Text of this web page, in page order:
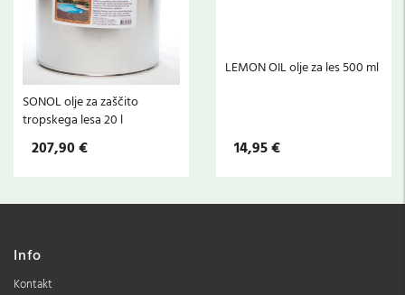
SONOL olje za zaščito
tropskega lesa 20 l
207,90 €
LEMON OIL olje za les 500 ml
14,95 €
Info
Kontakt